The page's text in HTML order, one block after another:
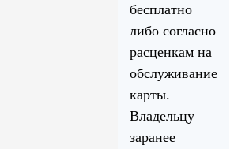
бесплатно
либо согласно
расценкам на
обслуживание
карты.
Владельцу
заранее